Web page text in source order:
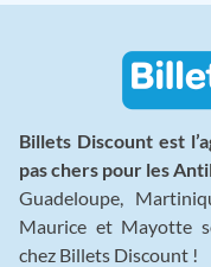
Billets Discount est
pas chers pour les
Guadeloupe,
Maurice et Mayotte
chez Billets Discount !